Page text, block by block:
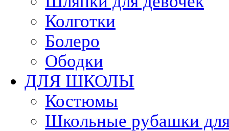
Колготки
Болеро
Ободки
ДЛЯ ШКОЛЫ
Костюмы
Школьные рубашки